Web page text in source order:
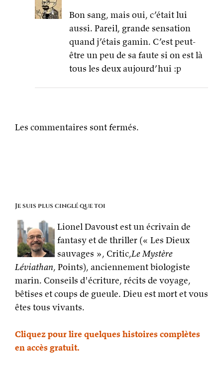
Bon sang, mais oui, c’était lui
aussi. Pareil, grande sensation
quand j’étais gamin. C’est peut-
être un peu de sa faute si on est là
tous les deux aujourd’hui :p
Les commentaires sont fermés.
Je suis plus cinglé que toi
Lionel Davoust est un écrivain de
fantasy et de thriller (« Les Dieux
sauvages », Critic,Le Mystère
Léviathan, Points), anciennement biologiste
marin. Conseils d'écriture, récits de voyage,
bêtises et coups de gueule. Dieu est mort et vous
êtes tous vivants.
Cliquez pour lire quelques histoires complètes
en accès gratuit.